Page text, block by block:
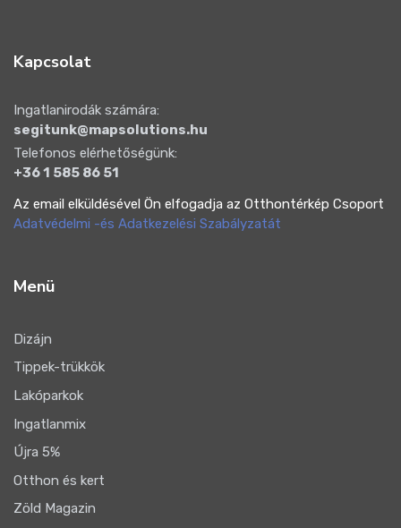
Kapcsolat
Ingatlanirodák számára:
segitunk@mapsolutions.hu
Telefonos elérhetőségünk:
+36 1 585 86 51
Az email elküldésével Ön elfogadja az Otthontérkép Csoport
Adatvédelmi -és Adatkezelési Szabályzatát
Menü
Dizájn
Tippek-trükkök
Lakóparkok
Ingatlanmix
Újra 5%
Otthon és kert
Zöld Magazin